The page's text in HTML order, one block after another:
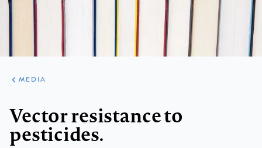
ARTIKELEN
VARIA
MEDIA
Vector resistance to
pesticides.